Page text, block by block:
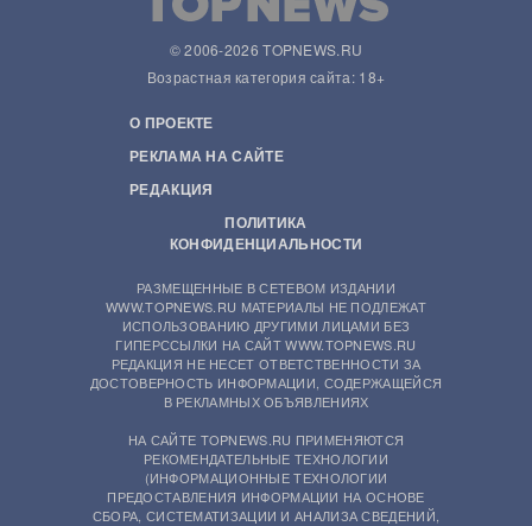
© 2006-2026 TOPNEWS.RU
Возрастная категория сайта: 18+
О ПРОЕКТЕ
РЕКЛАМА НА САЙТЕ
РЕДАКЦИЯ
ПОЛИТИКА
КОНФИДЕНЦИАЛЬНОСТИ
РАЗМЕЩЕННЫЕ В СЕТЕВОМ ИЗДАНИИ
WWW.TOPNEWS.RU МАТЕРИАЛЫ НЕ ПОДЛЕЖАТ
ИСПОЛЬЗОВАНИЮ ДРУГИМИ ЛИЦАМИ БЕЗ
ГИПЕРССЫЛКИ НА САЙТ WWW.TOPNEWS.RU
РЕДАКЦИЯ НЕ НЕСЕТ ОТВЕТСТВЕННОСТИ ЗА
ДОСТОВЕРНОСТЬ ИНФОРМАЦИИ, СОДЕРЖАЩЕЙСЯ
В РЕКЛАМНЫХ ОБЪЯВЛЕНИЯХ
НА САЙТЕ TOPNEWS.RU ПРИМЕНЯЮТСЯ
РЕКОМЕНДАТЕЛЬНЫЕ ТЕХНОЛОГИИ
(ИНФОРМАЦИОННЫЕ ТЕХНОЛОГИИ
ПРЕДОСТАВЛЕНИЯ ИНФОРМАЦИИ НА ОСНОВЕ
СБОРА, СИСТЕМАТИЗАЦИИ И АНАЛИЗА СВЕДЕНИЙ,